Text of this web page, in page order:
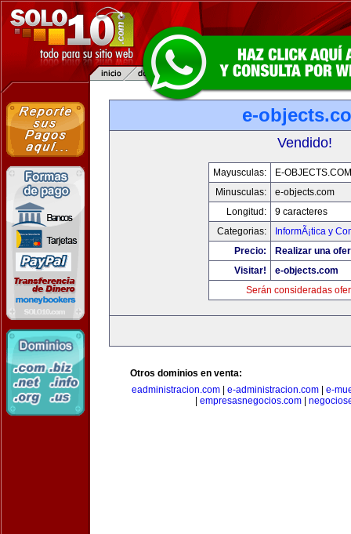
e-
Vendido!
Mayusculas:
E-OBJECTS.COM
Minusculas:
e-objects.com
Longitud:
9 caracteres
Categorias:
InformÃ¡tica y
Precio:
Realizar una
Visitar!
e-objects.com
Serán consideradas
Otros dominios en venta:
eadministracion.com| e-administracion.com| e-
empresasnegocios.com|